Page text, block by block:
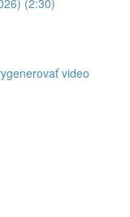
video